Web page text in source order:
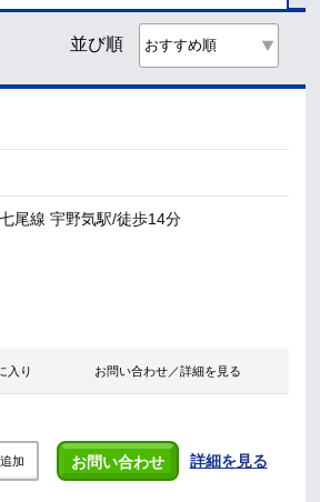
並び順
七尾線 宇野気駅/徒歩14分
入り お問い合わせ／詳細を見る
追加 お問い合わせ 詳細を見る